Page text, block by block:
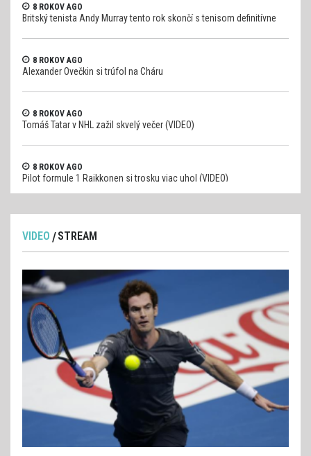
8 ROKOV AGO
Britský tenista Andy Murray tento rok skončí s tenisom definitívne
8 ROKOV AGO
Alexander Ovečkin si trúfol na Cháru
8 ROKOV AGO
Tomáš Tatar v NHL zažil skvelý večer (VIDEO)
8 ROKOV AGO
Pilot formule 1 Raikkonen si trosku viac uhol (VIDEO)
VIDEO STREAM